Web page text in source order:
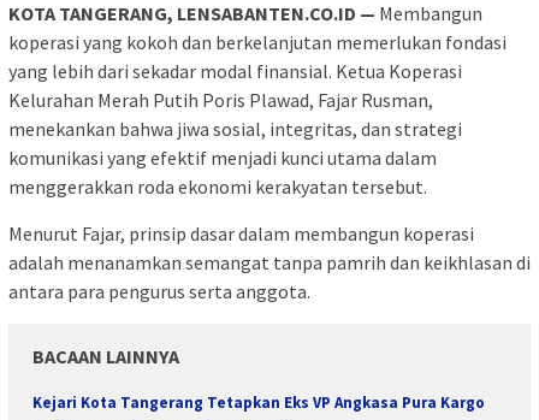
KOTA TANGERANG, LENSABANTEN.CO.ID — Membangun
koperasi yang kokoh dan berkelanjutan memerlukan fondasi
yang lebih dari sekadar modal finansial. Ketua Koperasi
Kelurahan Merah Putih Poris Plawad, Fajar Rusman,
menekankan bahwa jiwa sosial, integritas, dan strategi
komunikasi yang efektif menjadi kunci utama dalam
menggerakkan roda ekonomi kerakyatan tersebut.
Menurut Fajar, prinsip dasar dalam membangun koperasi
adalah menanamkan semangat tanpa pamrih dan keikhlasan di
antara para pengurus serta anggota.
BACAAN LAINNYA
Kejari Kota Tangerang Tetapkan Eks VP Angkasa Pura Kargo